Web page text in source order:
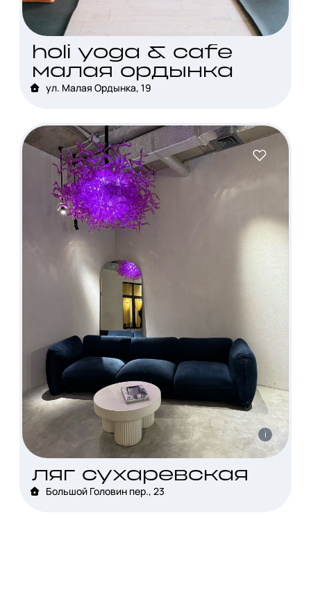
holi yoga & cafe
малая ордынка
ул. Малая Ордынка, 19
i
ляг сухаревская
Большой Головин пер., 23